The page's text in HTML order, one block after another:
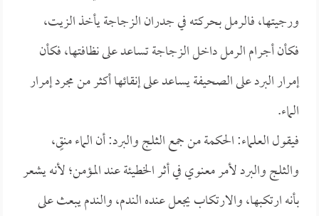
ورجيتها، فالرمل بحركته في جدران الزجاجة يأخذ الزيت،
فكأن أجرام الرمل داخل الزجاجة تساعد على نظافتها، فكأن
إمرار البرد على الصحيفة يساعد على إنقائها أكثر من مجرد إمرار
الماء.
فيقول العلماء: الحكمة من جمع الثلج والبرد: أن الماء منقٍ،
والثلج والبرد لأمر معنوي في أثر الخطيئة عند المؤمن؛ لأنه يشعر
بأنه ارتكبها، والارتكاب يجعل عنده الندم، والندم يبعث على